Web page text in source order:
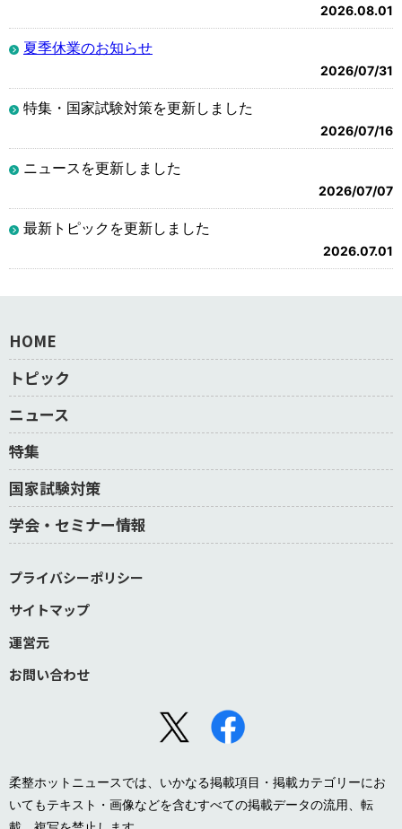
2026.08.01
夏季休業のお知らせ
2026/07/31
特集・国家試験対策を更新しました
2026/07/16
ニュースを更新しました
2026/07/07
最新トピックを更新しました
2026.07.01
HOME
トピック
ニュース
特集
国家試験対策
学会・セミナー情報
プライバシーポリシー
サイトマップ
運営元
お問い合わせ
柔整ホットニュースでは、いかなる掲載項目・掲載カテゴリーにお
いてもテキスト・画像などを含むすべての掲載データの流用、転